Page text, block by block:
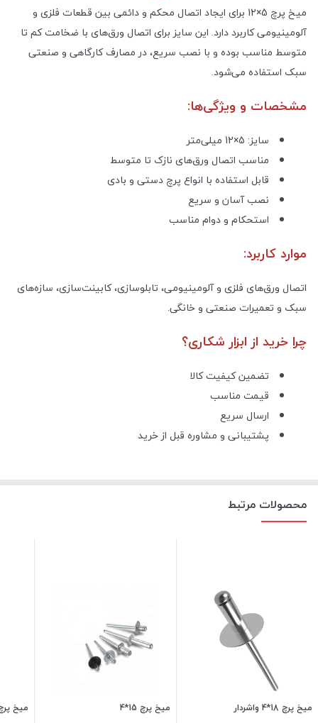
میخ پرچ 5×12 برای ایجاد اتصال محکم و دائمی بین قطعات فلزی و
آلومینیومی کاربرد دارد. این سایز برای اتصال ورق‌های با ضخامت کم تا
متوسط مناسب بوده و با نصب سریع، در مصارف کارگاهی و صنعتی
سبک استفاده می‌شود.
مشخصات و ویژگی‌ها:
سایز: 5×12 میلی‌متر
مناسب اتصال ورق‌های نازک تا متوسط
قابل استفاده با انواع پرچ دستی و بادی
نصب آسان و سریع
استحکام و دوام مناسب
موارد کاربرد:
اتصال ورق‌های فلزی و آلومینیومی، تابلو‌سازی، کابینت‌سازی، سازه‌های
سبک و تعمیرات صنعتی و خانگی.
چرا خرید از ابزار شکاری؟
تضمین کیفیت کالا
قیمت مناسب
ارسال سریع
پشتیبانی و مشاوره قبل از خرید
محصولات مرتبط
میخ پرچ 18*4 واشردار میخ پرچ 15*4 میخ پرچ 16*5